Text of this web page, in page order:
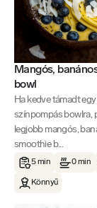
Mangós,
bowl
Ha kedve támadt
színpompás bowlra,
legjobb mangós,
smoothie b...
5 min 0 min
Könnyű